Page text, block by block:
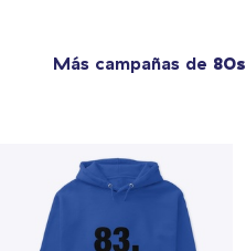
Más campañas de 80s